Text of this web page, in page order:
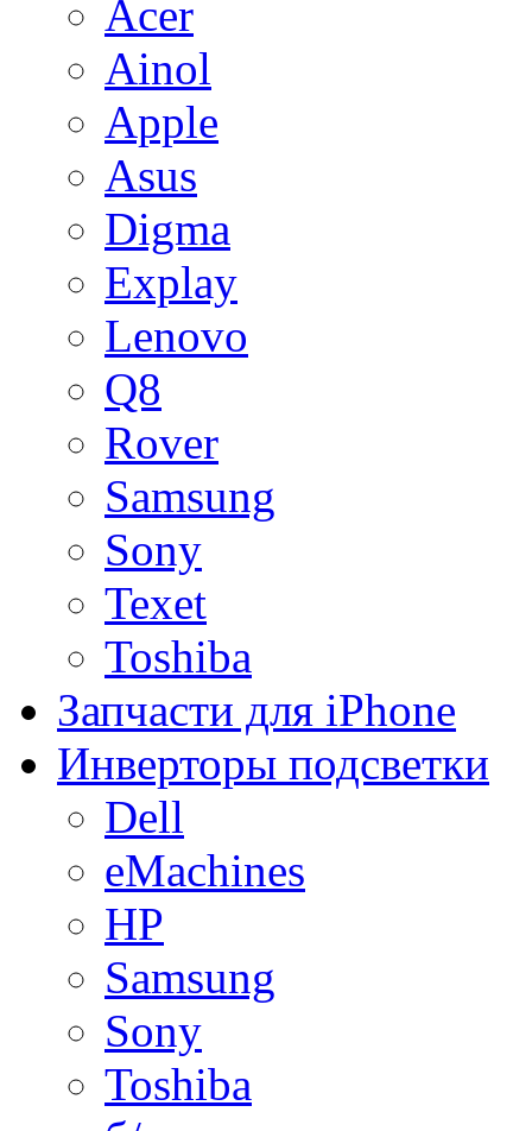
Acer
Ainol
Apple
Asus
Digma
Explay
Lenovo
Q8
Rover
Samsung
Sony
Texet
Toshiba
Запчасти для iPhone
Инверторы подсветки
Dell
eMachines
HP
Samsung
Sony
Toshiba